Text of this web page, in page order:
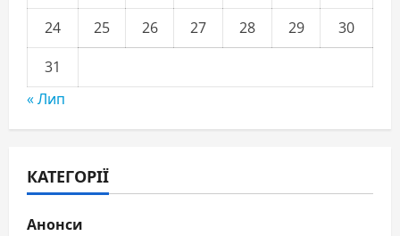
24
25 26 27 28 29
30
31
« Лип
КАТЕГОРІЇ
Анонси